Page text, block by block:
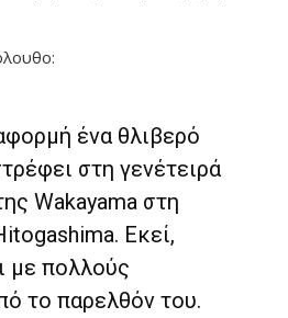
ένα θλιβερό
στη γενέτειρά
Wakayama στη
Εκεί,
με πολλούς
το παρελθόν του.